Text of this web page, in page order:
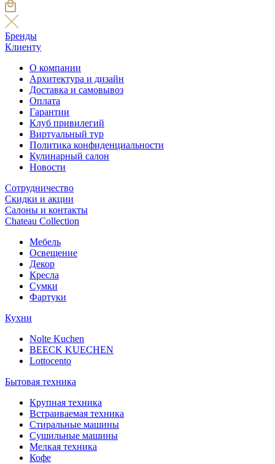
Бренды
Клиенту
О компании
Архитектура и дизайн
Доставка и самовывоз
Оплата
Гарантии
Клуб привилегий
Виртуальный тур
Политика конфиденциальности
Кулинарный салон
Новости
Сотрудничество
Скидки и акции
Салоны и контакты
Chateau Collection
Мебель
Освещение
Декор
Кресла
Сумки
Фартуки
Кухни
Nolte Kuchen
BEECK KUECHEN
Lottocento
Бытовая техника
Крупная техника
Встраиваемая техника
Стиральные машины
Сушильные машины
Мелкая техника
Кофе